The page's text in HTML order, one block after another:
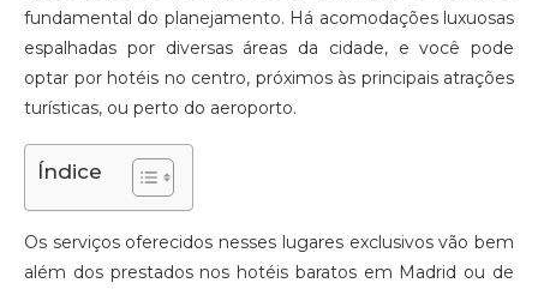
fundamental do planejamento. Há acomodações luxuosas
espalhadas por diversas áreas da cidade, e você pode
optar por hotéis no centro, próximos às principais atrações
turísticas, ou perto do aeroporto.
Índice
Os serviços oferecidos nesses lugares exclusivos vão bem
além dos prestados nos hotéis baratos em Madrid ou de